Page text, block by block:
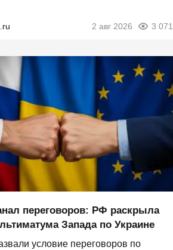
2 авг 2026 3 071
переговоров: РФ раскрыла
Запада по Украине
условие переговоров по